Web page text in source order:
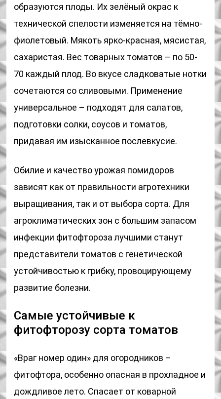
образуются плоды. Их зелёный окрас к
технической спелости изменяется на тёмно-
фиолетовый. Мякоть ярко-красная, мясистая,
сахаристая. Вес товарных томатов – по 50-
70 каждый плод. Во вкусе сладковатые нотки
сочетаются со сливовыми. Применение
универсальное – подходят для салатов,
подготовки солки, соусов и томатов,
придавая им изысканное послевкусие.
Обилие и качество урожая помидоров
зависят как от правильности агротехники
выращивания, так и от выбора сорта. Для
агроклиматических зон с большим запасом
инфекции фитофтороза лучшими станут
представители томатов с генетической
устойчивостью к грибку, провоцирующему
развитие болезни.
Самые устойчивые к
фитофторозу сорта томатов
«Враг номер один» для огородников –
фитофтора, особенно опасная в прохладное и
дождливое лето. Спасает от коварной